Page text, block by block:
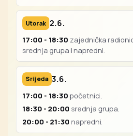
Utorak 2.6.
17:00 - 18:30 zajednička
srednja grupa i napredni.
Srijeda 3.6.
17:00 - 18:30 početnici.
18:30 - 20:00 srednja grupa.
20:00 - 21:30 napredni.